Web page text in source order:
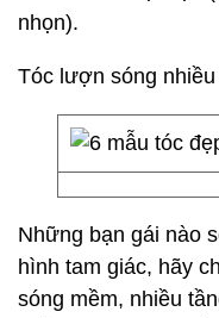
nhọn).
Tóc lượn sóng nhiều
Những bạn gái nào
hình tam giác, hãy
sóng mềm, nhiều